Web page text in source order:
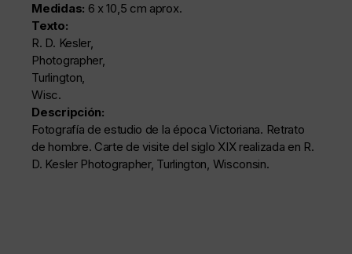
Medidas: 6 x 10,5 cm aprox.
Texto:
R. D. Kesler,
Photographer,
Turlington,
Wisc.
Descripción:
Fotografía de estudio de la época Victoriana. Retrato
de hombre. Carte de visite del siglo XIX realizada en R.
D. Kesler Photographer, Turlington, Wisconsin.